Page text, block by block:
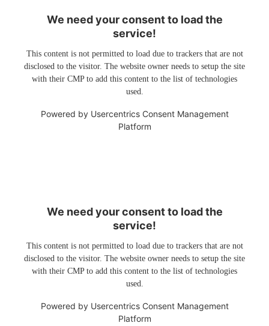
We need your consent to load the
service!
This content is not permitted to load due to trackers that are not
disclosed to the visitor. The website owner needs to setup the site
with their CMP to add this content to the list of technologies
used.
Powered by Usercentrics Consent Management
Platform
We need your consent to load the
service!
This content is not permitted to load due to trackers that are not
disclosed to the visitor. The website owner needs to setup the site
with their CMP to add this content to the list of technologies
used.
Powered by Usercentrics Consent Management
Platform